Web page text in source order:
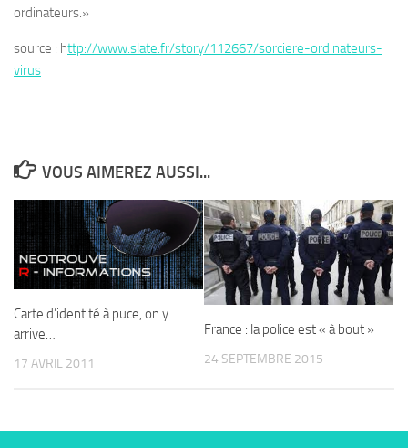
ordinateurs.»
source : http://www.slate.fr/story/112667/sorciere-ordinateurs-
virus
VOUS AIMEREZ AUSSI...
Carte d’identité à puce, on y
arrive…
17 AVRIL 2011
France : la police est « à bout »
24 SEPTEMBRE 2015